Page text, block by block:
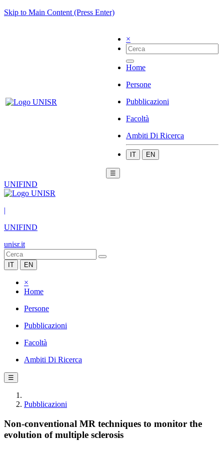
Skip to Main Content (Press Enter)
×
Home
Persone
Pubblicazioni
Facoltà
Ambiti Di Ricerca
IT EN
☰
UNIFIND
|
UNIFIND
unisr.it
IT EN
×
Home
Persone
Pubblicazioni
Facoltà
Ambiti Di Ricerca
☰
Pubblicazioni
Non-conventional MR techniques to monitor the
evolution of multiple sclerosis